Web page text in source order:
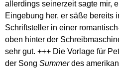
allerdings seinerzeit sagte mir,
Eingebung her, er säße bereits
Schriftsteller in einer
oben hinter der
sehr gut. +++ Die Vorlage für
der Song Summerdes